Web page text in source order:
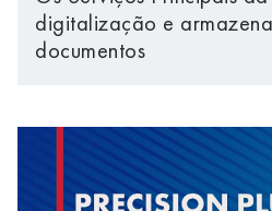
digitalização e
documentos